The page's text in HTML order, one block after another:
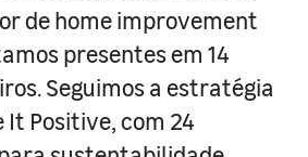
de home improvement
presentes em 14
Seguimos a estratégia
It Positive, com 24